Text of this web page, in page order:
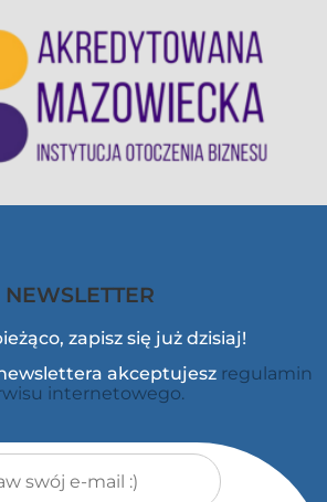
NEWSLETTER
zapisz się już dzisiaj!
akceptujesz regulamin
internetowego.
mail*